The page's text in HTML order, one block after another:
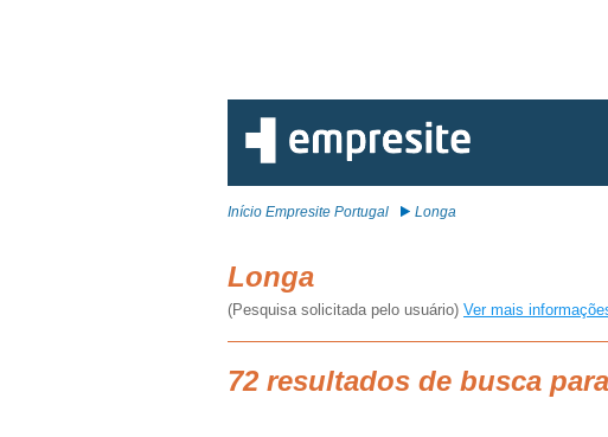
Início Empresite Portugal Longa
Longa
(Pesquisa solicitada pelo usuário) Ver mais
72 resultados de busca